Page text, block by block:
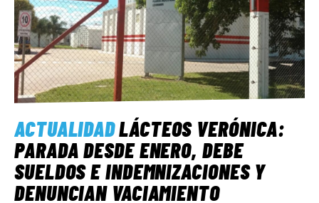
ACTUALIDADLÁCTEOS VERÓNICA:
PARADA DESDE ENERO, DEBE
SUELDOS E INDEMNIZACIONES Y
DENUNCIAN VACIAMIENTO